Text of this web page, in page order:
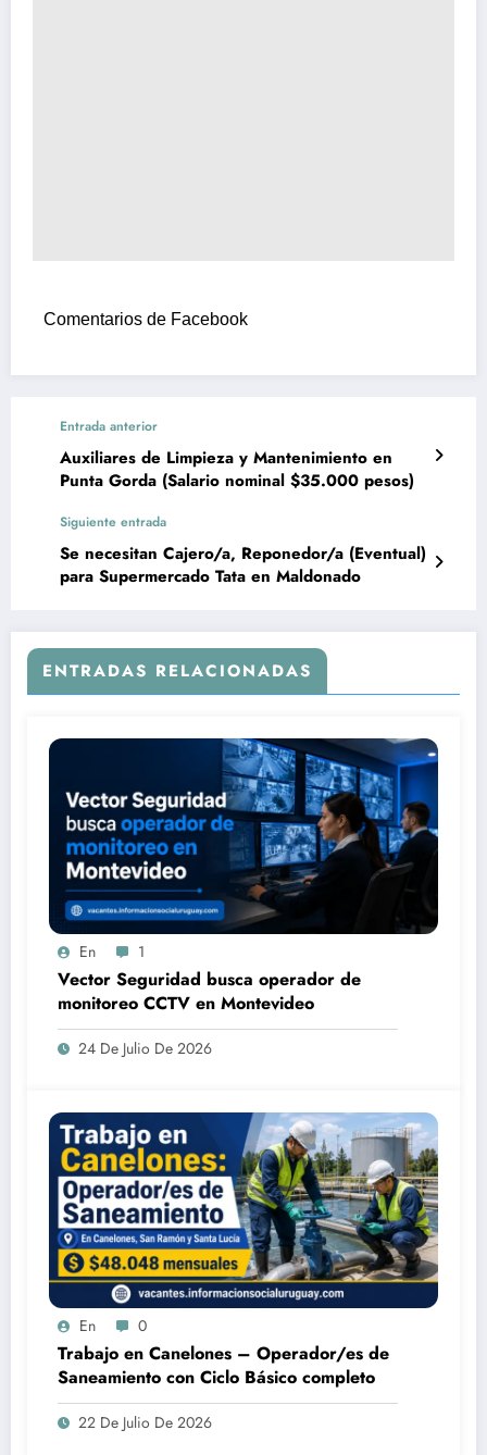
Comentarios de Facebook
Entrada anterior
Auxiliares de Limpieza y Mantenimiento en
Punta Gorda (Salario nominal $35.000 pesos)
Siguiente entrada
Se necesitan Cajero/a, Reponedor/a (Eventual)
para Supermercado Tata en Maldonado
ENTRADAS RELACIONADAS
En 1
Vector Seguridad busca operador de
monitoreo CCTV en Montevideo
24 De Julio De 2026
En 0
Trabajo en Canelones – Operador/es de
Saneamiento con Ciclo Básico completo
22 De Julio De 2026